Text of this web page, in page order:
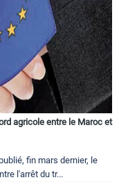
agricole entre le Maroc et
fin mars dernier, le
l'arrêt du tr...